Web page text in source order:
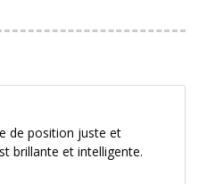
de position juste et
brillante et intelligente.